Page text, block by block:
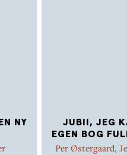
NY
JUBII, JEG
EGEN BOG
Per Østergaard,